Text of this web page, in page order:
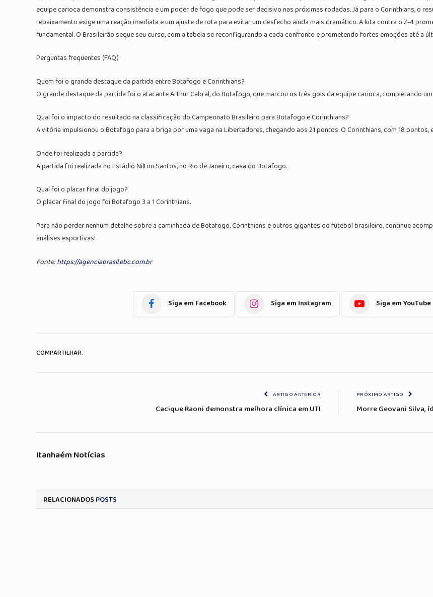
equipe carioca demonstra consistência e um poder de fogo que pode ser decisivo nas próximas rodadas. Já para o Corinthians, o
rebaixamento exige uma reação imediata e um ajuste de rota para evitar um desfecho ainda mais dramático. A luta contra o Z-4
fundamental. O Brasileirão segue seu curso, com a tabela se reconfigurando a cada confronto e prometendo fortes emoções até a
Perguntas frequentes (FAQ)
Quem foi o grande destaque da partida entre Botafogo e Corinthians?
O grande destaque da partida foi o atacante Arthur Cabral, do Botafogo, que marcou os três gols da equipe carioca, completando
Qual foi o impacto do resultado na classificação do Campeonato Brasileiro para Botafogo e Corinthians?
A vitória impulsionou o Botafogo para a briga por uma vaga na Libertadores, chegando aos 21 pontos. O Corinthians, com 18 pontos,
Onde foi realizada a partida?
A partida foi realizada no Estádio Nilton Santos, no Rio de Janeiro, casa do Botafogo.
Qual foi o placar final do jogo?
O placar final do jogo foi Botafogo 3 a 1 Corinthians.
Para não perder nenhum detalhe sobre a caminhada de Botafogo, Corinthians e outros gigantes do futebol brasileiro, continue
análises esportivas!
Fonte:https://agenciabrasil.ebc.com.br
Siga em Facebook Siga em Instagram Siga em YouTube
COMPARTILHAR.
ARTIGO ANTERIOR
Cacique Raoni demonstra melhora clínica em UTI
PRÓXIMO ARTIGO
Morre Geovani Silva,
Itanhaém Notícias
RELACIONADOS POSTS